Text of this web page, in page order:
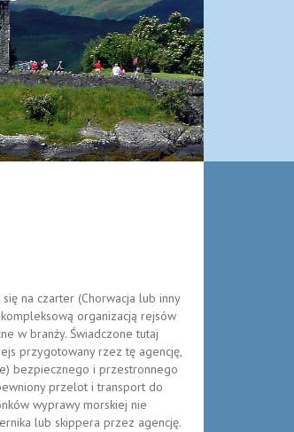
na czarter (Chorwacja lub inny
organizacją rejsów
w branży. Świadczone tutaj
przygotowany rzez tę agencję,
bezpiecznego i przestronnego
przelot i transport do
wyprawy morskiej nie
lub skippera przez agencję.